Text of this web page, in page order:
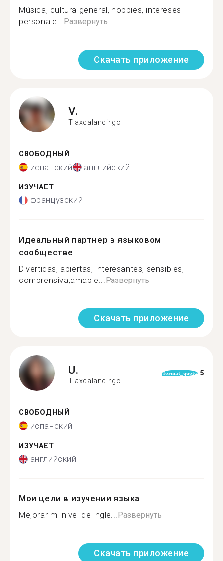
Música, cultura general, hobbies, intereses
personale...Развернуть
Скачать приложение
V.
Tlaxcalancingo
СВОБОДНЫЙ
испанский английский
ИЗУЧАЕТ
французский
Идеальный партнер в языковом
сообществе
Divertidas, abiertas, interesantes, sensibles,
comprensiva,amable...Развернуть
Скачать приложение
U.
Tlaxcalancingo
format_quote 5
СВОБОДНЫЙ
испанский
ИЗУЧАЕТ
английский
Мои цели в изучении языка
Mejorar mi nivel de ingle...Развернуть
Скачать приложение